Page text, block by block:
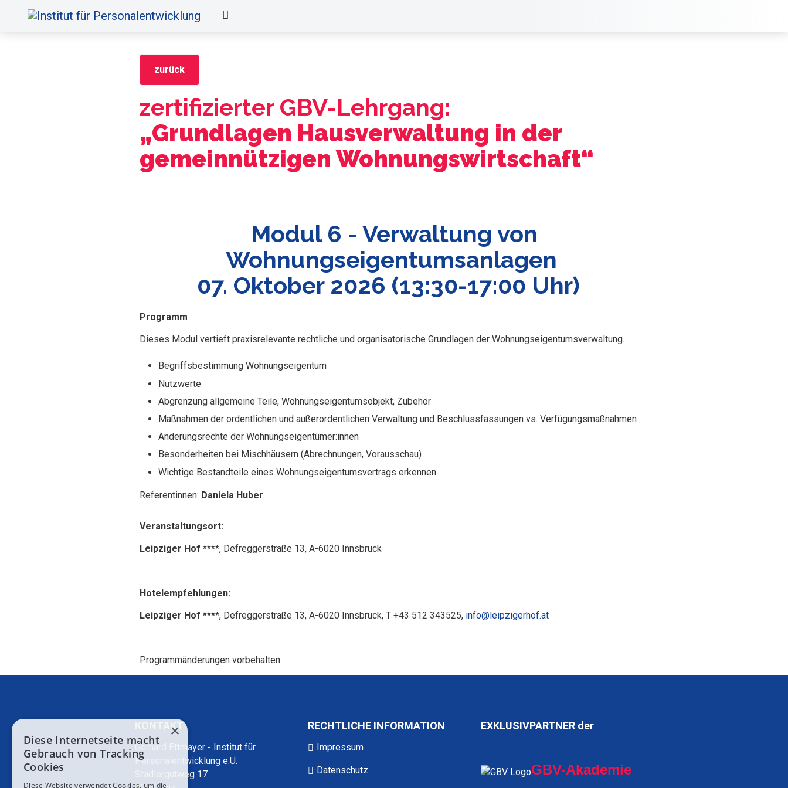
zurück
zertifizierter GBV-Lehrgang:
„Grundlagen Hausverwaltung in der
gemeinnützigen Wohnungswirtschaft“
Modul 6 - Verwaltung von
Wohnungseigentumsanlagen
07. Oktober 2026 (13:30-17:00 Uhr)
Programm
Dieses Modul vertieft praxisrelevante rechtliche und organisatorische Grundlagen der Wohnungseigentumsverwaltung.
Begriffsbestimmung Wohnungseigentum
Nutzwerte
Abgrenzung allgemeine Teile, Wohnungseigentumsobjekt, Zubehör
Maßnahmen der ordentlichen und außerordentlichen Verwaltung und Beschlussfassungen vs. Verfügungsmaßnahmen
Änderungsrechte der Wohnungseigentümer:innen
Besonderheiten bei Mischhäusern (Abrechnungen, Vorausschau)
Wichtige Bestandteile eines Wohnungseigentumsvertrags erkennen
Referentinnen: Daniela Huber
Veranstaltungsort:
Leipziger Hof ****, Defreggerstraße 13, A-6020 Innsbruck
Hotelempfehlungen:
Leipziger Hof ****, Defreggerstraße 13, A-6020 Innsbruck, T +43 512 343525, info@leipzigerhof.at
Programmänderungen vorbehalten.
KONTAKT
Gerhard Ettmayer - Institut für
Personalentwicklung e.U.
Stadlergutweg 17
RECHTLICHE INFORMATION
Impressum
Datenschutz
EXKLUSIVPARTNER der
GBV-Akademie
×
Diese Internetseite macht
Gebrauch von Tracking
Cookies
Diese Website verwendet Cookies, um die